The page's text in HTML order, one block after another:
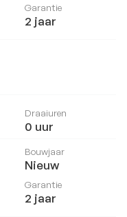
Garantie
2 jaar
Draaiuren
0 uur
Bouwjaar
Nieuw
Garantie
2 jaar